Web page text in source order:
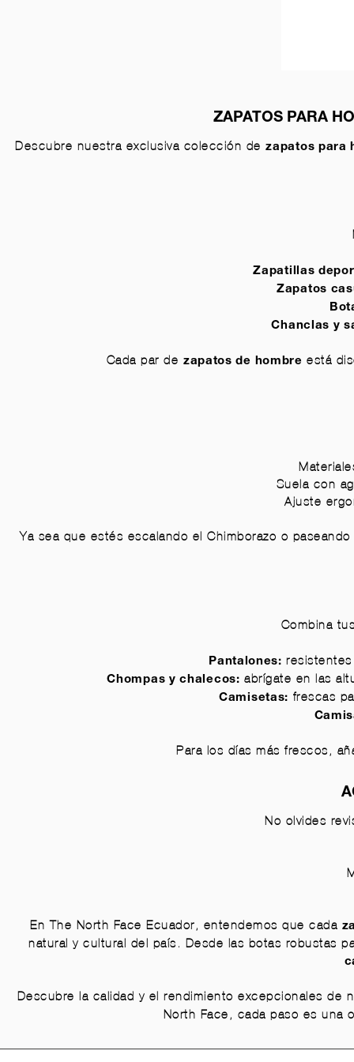
ZAPATOS PARA
Descubre nuestra exclusiva colección dezapatos para
Zapatillas
Zapatos
Chanclas y
Cada par de zapatos de hombre está
Suela con
Ajuste
Ya sea que estés escalando el Chimborazo o
Combina
Pantalones:
Chompas y chalecos: abrígate en las
Camisetas: frescas
Para los días más frescos,
No olvides
En The North Face Ecuador, entendemos que cada
natural y cultural del país. Desde las botas robustas
Descubre la calidad y el rendimiento excepcionales de
North Face, cada paso es una